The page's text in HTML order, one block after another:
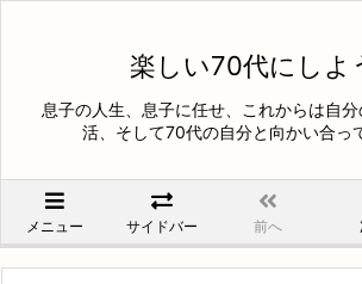
楽しい70代にしよ
息子の人生、息子に任せ、これからは自
活、そして70代の自分と向かい合っ
メニュー サイドバー 前へ